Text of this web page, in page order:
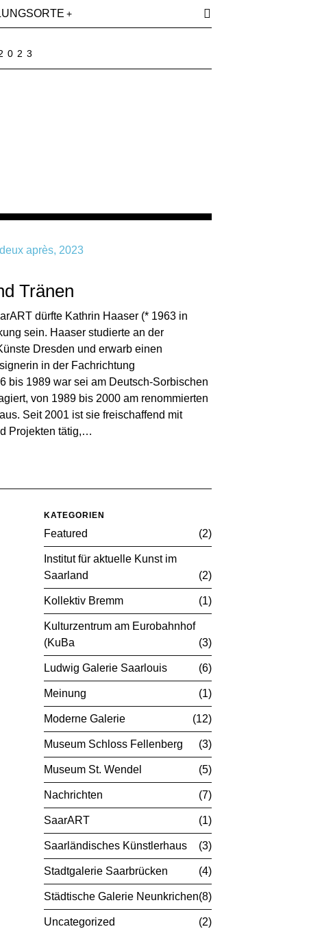
Tränen
dürfte Kathrin Haaser (* 1963 in
sein. Haaser studierte an der
Dresden und erwarb einen
in der Fachrichtung
bis 1989 war sei am Deutsch-Sorbischen
von 1989 bis 2000 am renommierten
Seit 2001 ist sie freischaffend mit
Projekten tätig,…
KATEGORIEN
Featured 2
Institut für aktuelle Kunst im
Saarland
2
Kollektiv Bremm 1
Kulturzentrum am Eurobahnhof
(KuBa
3
Ludwig Galerie Saarlouis 6
Meinung 1
Moderne Galerie 12
Museum Schloss Fellenberg 3
Museum St. Wendel 5
Nachrichten 7
SaarART 1
Saarländisches Künstlerhaus 3
Stadtgalerie Saarbrücken 4
Städtische Galerie Neunkrichen 8
Uncategorized 2